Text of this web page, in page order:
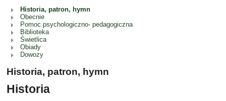
Nasz
profil
Historia, patron, hymn
Obecnie
Pomoc psychologiczno- pedagogiczna
Biblioteka
Świetlica
Obiady
Dowozy
Historia, patron, hymn
Historia